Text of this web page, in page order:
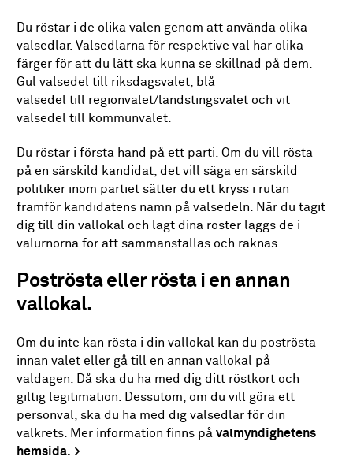
Du röstar i de olika valen genom att använda olika
valsedlar. Valsedlarna för respektive val har olika
färger för att du lätt ska kunna se skillnad på dem.
Gul valsedel till riksdagsvalet, blå
valsedel till regionvalet/landstingsvalet och vit
valsedel till kommunvalet.
Du röstar i första hand på ett parti. Om du vill rösta
på en särskild kandidat, det vill säga en särskild
politiker inom partiet sätter du ett kryss i rutan
framför kandidatens namn på valsedeln. När du tagit
dig till din vallokal och lagt dina röster läggs de i
valurnorna för att sammanställas och räknas.
Poströsta eller rösta i en annan
vallokal.
Om du inte kan rösta i din vallokal kan du poströsta
innan valet eller gå till en annan vallokal på
valdagen. Då ska du ha med dig ditt röstkort och
giltig legitimation. Dessutom, om du vill göra ett
personval, ska du ha med dig valsedlar för din
valkrets. Mer information finns påvalmyndighetens
hemsida.